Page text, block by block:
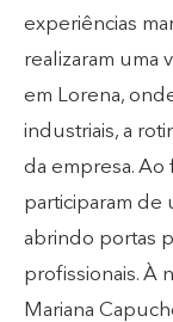
experiências
realizaram uma
em Lorena,
industriais, a
da empresa. Ao
participaram de
abrindo portas
profissionais. À
Mariana